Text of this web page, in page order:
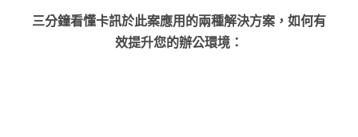
三分鐘看懂卡訊於此案應用的兩種解決方案，如何有
效提升您的辦公環境：